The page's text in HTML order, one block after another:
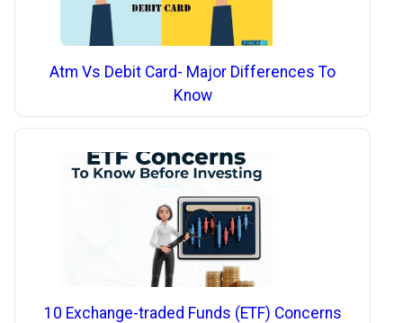
Atm Vs Debit Card- Major Differences To
Know
10 Exchange-traded Funds (ETF) Concerns